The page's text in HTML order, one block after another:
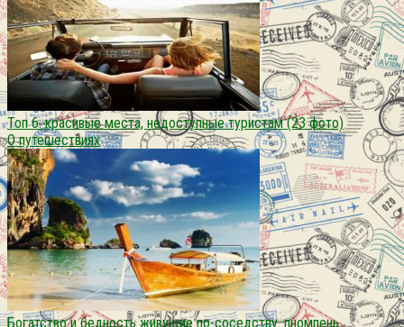
Топ 6: красивые места, недоступные туристам (23 фото)
О путешествиях
Богатство и бедность живущие по-соседству. пномпень